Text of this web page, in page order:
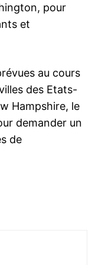
pour
et
au cours
des Etats-
Hampshire, le
demander un
de